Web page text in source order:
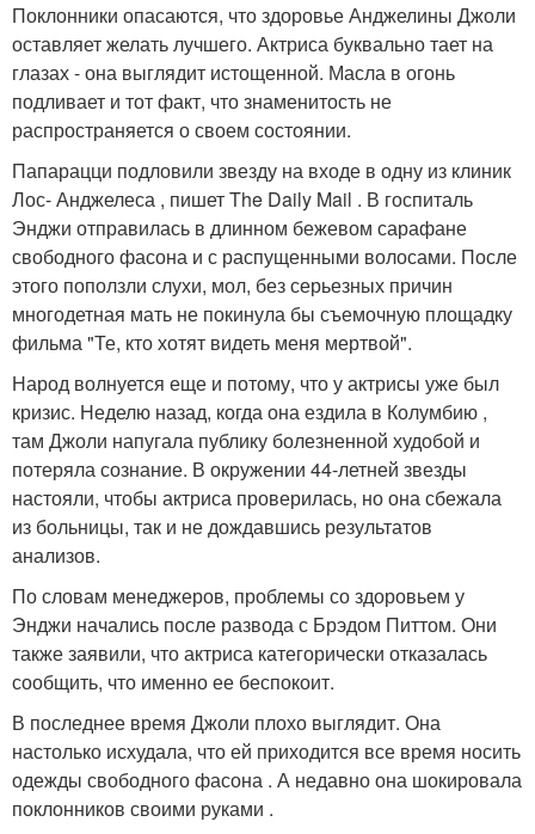
Поклонники опасаются, что здоровье Анджелины Джоли
оставляет желать лучшего. Актриса буквально тает на
глазах - она выглядит истощенной. Масла в огонь
подливает и тот факт, что знаменитость не
распространяется о своем состоянии.
Папарацци подловили звезду на входе в одну из клиник
Лос- Анджелеса , пишет The Daily Mail . В госпиталь
Энджи отправилась в длинном бежевом сарафане
свободного фасона и с распущенными волосами. После
этого поползли слухи, мол, без серьезных причин
многодетная мать не покинула бы съемочную площадку
фильма "Те, кто хотят видеть меня мертвой".
Народ волнуется еще и потому, что у актрисы уже был
кризис. Неделю назад, когда она ездила в Колумбию ,
там Джоли напугала публику болезненной худобой и
потеряла сознание. В окружении 44-летней звезды
настояли, чтобы актриса проверилась, но она сбежала
из больницы, так и не дождавшись результатов
анализов.
По словам менеджеров, проблемы со здоровьем у
Энджи начались после развода с Брэдом Питтом. Они
также заявили, что актриса категорически отказалась
сообщить, что именно ее беспокоит.
В последнее время Джоли плохо выглядит. Она
настолько исхудала, что ей приходится все время носить
одежды свободного фасона . А недавно она шокировала
поклонников своими руками .